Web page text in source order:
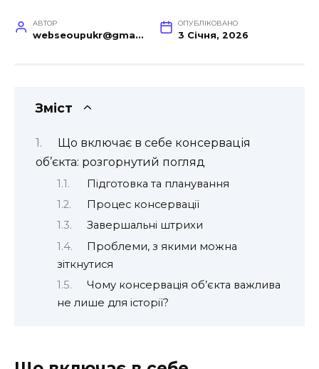
АВТОР
webseoupukr@gmail.com
ОПУБЛІКОВАНО
3 Січня, 2026
Зміст
Що включає в себе консервація
об’єкта: розгорнутий погляд
Підготовка та планування
Процес консервації
Завершальні штрихи
Проблеми, з якими можна
зіткнутися
Чому консервація об’єкта важлива
не лише для історії?